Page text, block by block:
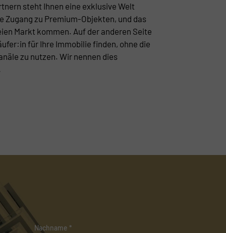
steht Ihnen eine exklusive Welt
Zugang zu Premium-Objekten, und das
Markt kommen. Auf der anderen Seite
für Ihre Immobilie finden, ohne die
zu nutzen. Wir nennen dies
Nachname *